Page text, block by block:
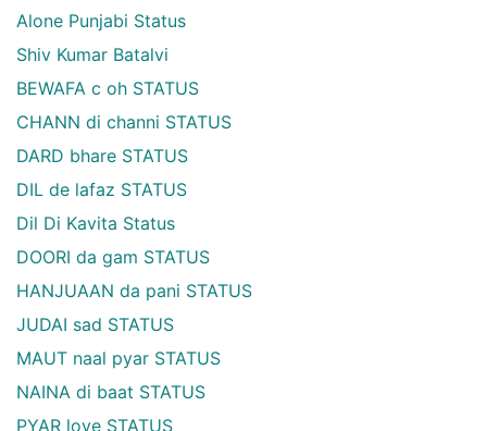
Alone Punjabi Status
Shiv Kumar Batalvi
BEWAFA c oh STATUS
CHANN di channi STATUS
DARD bhare STATUS
DIL de lafaz STATUS
Dil Di Kavita Status
DOORI da gam STATUS
HANJUAAN da pani STATUS
JUDAI sad STATUS
MAUT naal pyar STATUS
NAINA di baat STATUS
PYAR love STATUS